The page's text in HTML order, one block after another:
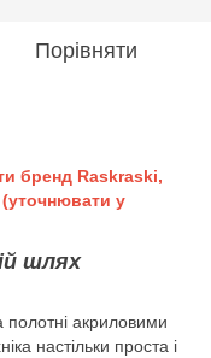
Порівняти
бренд Raskraski,
у
шлях
полотні акриловими
настільки проста і